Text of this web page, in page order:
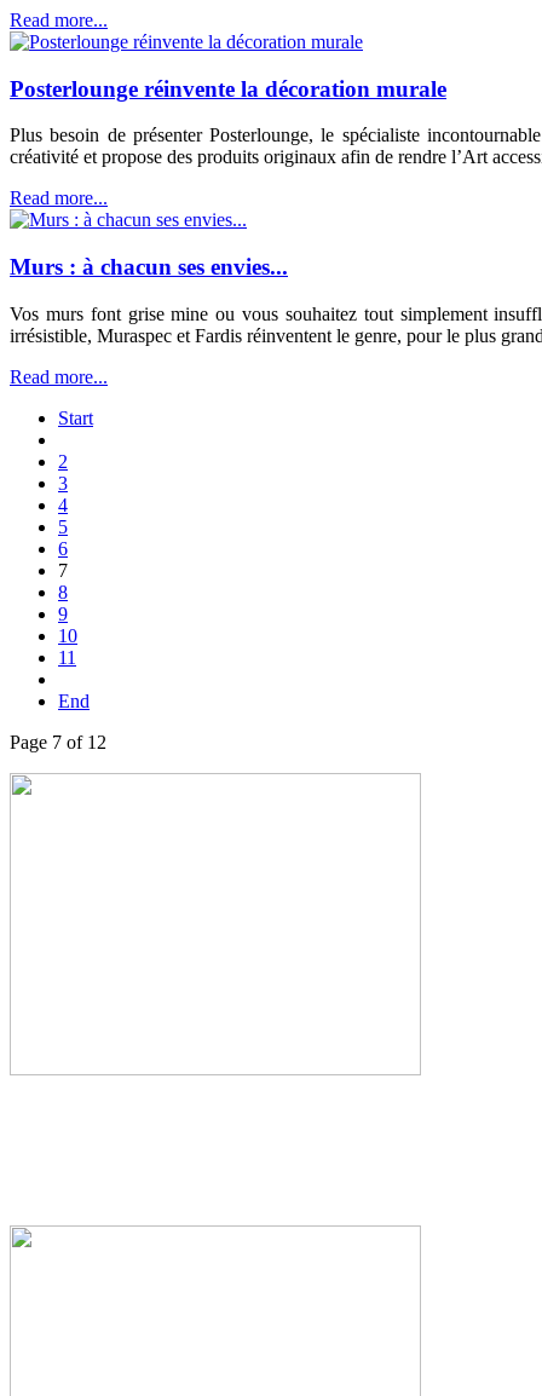
Read more...
Posterlounge réinvente la décoration murale
Plus besoin de présenter Posterlounge, le spécialiste
créativité et propose des produits originaux afin de rendre l’Art
Read more...
Murs : à chacun ses envies...
Vos murs font grise mine ou vous souhaitez tout simplement
irrésistible, Muraspec et Fardis réinventent le genre, pour le plus
Read more...
Start
2
3
4
5
6
7
8
9
10
11
End
Page 7 of 12